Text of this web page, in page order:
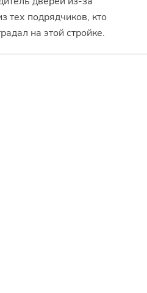
тех подрядчиков, кто
на этой стройке.